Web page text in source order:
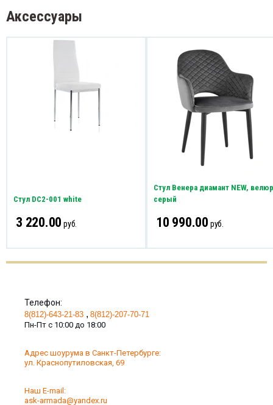
Аксессуары
Стул DC2-001 white
3 220.00 руб.
Стул Венера диамант NEW, велюр
серый
10 990.00 руб.
Телефон:
8(812)-643-21-83
8(812)-207-70-71
Пн-Пт с 10:00 до 18:00
Адрес шоурума в Санкт-Петербурге:
ул. Краснопутиловская, 69
Наш Е-mail:
ask-armada@yandex.ru